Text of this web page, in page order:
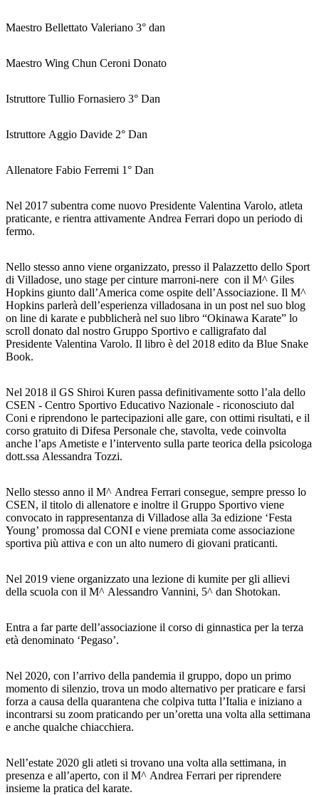
Maestro Bellettato Valeriano 3° dan
Maestro Wing Chun Ceroni Donato
Istruttore Tullio Fornasiero 3° Dan
Istruttore Aggio Davide 2° Dan
Allenatore Fabio Ferremi 1° Dan
Nel 2017 subentra come nuovo Presidente Valentina Varolo, atleta
praticante, e rientra attivamente Andrea Ferrari dopo un periodo di
fermo.
Nello stesso anno viene organizzato, presso il Palazzetto dello Sport
di Villadose, uno stage per cinture marroni-nere con il M^ Giles
Hopkins giunto dall’America come ospite dell’Associazione. Il M^
Hopkins parlerà dell’esperienza villadosana in un post nel suo blog
on line di karate e pubblicherà nel suo libro “Okinawa Karate” lo
scroll donato dal nostro Gruppo Sportivo e calligrafato dal
Presidente Valentina Varolo. Il libro è del 2018 edito da Blue Snake
Book.
Nel 2018 il GS Shiroi Kuren passa definitivamente sotto l’ala dello
CSEN - Centro Sportivo Educativo Nazionale - riconosciuto dal
Coni e riprendono le partecipazioni alle gare, con ottimi risultati, e il
corso gratuito di Difesa Personale che, stavolta, vede coinvolta
anche l’aps Ametiste e l’intervento sulla parte teorica della psicologa
dott.ssa Alessandra Tozzi.
Nello stesso anno il M^ Andrea Ferrari consegue, sempre presso lo
CSEN, il titolo di allenatore e inoltre il Gruppo Sportivo viene
convocato in rappresentanza di Villadose alla 3a edizione ‘Festa
Young’ promossa dal CONI e viene premiata come associazione
sportiva più attiva e con un alto numero di giovani praticanti.
Nel 2019 viene organizzato una lezione di kumite per gli allievi
della scuola con il M^ Alessandro Vannini, 5^ dan Shotokan.
Entra a far parte dell’associazione il corso di ginnastica per la terza
età denominato ‘Pegaso’.
Nel 2020, con l’arrivo della pandemia il gruppo, dopo un primo
momento di silenzio, trova un modo alternativo per praticare e farsi
forza a causa della quarantena che colpiva tutta l’Italia e iniziano a
incontrarsi su zoom praticando per un’oretta una volta alla settimana
e anche qualche chiacchiera.
Nell’estate 2020 gli atleti si trovano una volta alla settimana, in
presenza e all’aperto, con il M^ Andrea Ferrari per riprendere
insieme la pratica del karate.